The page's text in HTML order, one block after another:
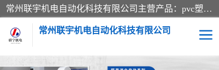
常州联宇机电自动化科技有限公司主营产品：pvc塑料焊机、高频热合机、软膜天花压边机、服装布料凹凸压花机、布料3d压印设备、服装植胶设备、超声波布料花边机、无纺布热合机、全自动压花机。
常州联宇机电自动化科技有限公司